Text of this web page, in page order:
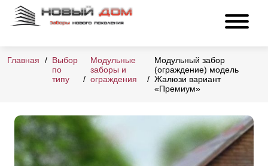
Главная
Выбор
по
типу
Модульные
заборы и
ограждения
Модульный забор
(ограждение) модель
Жалюзи вариант
«Премиум»